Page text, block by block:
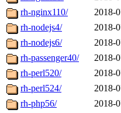
rh-nginx110/
2018-
rh-nodejs4/
2018-
rh-nodejs6/
2018-
rh-passenger40/
2018-
rh-perl520/
2018-
rh-perl524/
2018-
rh-php56/
2018-